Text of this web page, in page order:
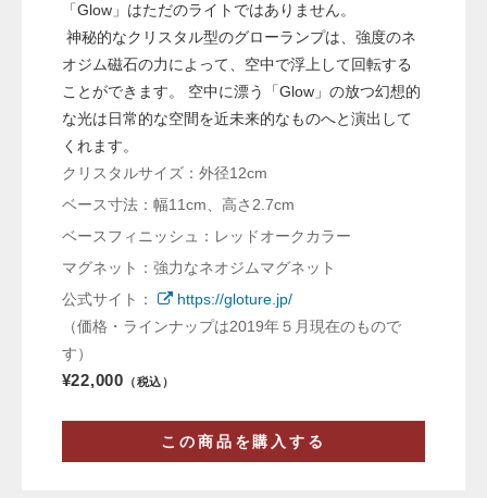
「Glow」はただのライトではありません。
神秘的なクリスタル型のグローランプは、強度のネ
オジム磁石の力によって、空中で浮上して回転する
ことができます。 空中に漂う「Glow」の放つ幻想的
な光は日常的な空間を近未来的なものへと演出して
くれます。
クリスタルサイズ：外径12cm
ベース寸法：幅11cm、高さ2.7cm
ベースフィニッシュ：レッドオークカラー
マグネット：強力なネオジムマグネット
公式サイト：
https://gloture.jp/
（価格・ラインナップは2019年５月現在のもので
す）
¥22,000 （税込）
この商品を購入する